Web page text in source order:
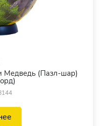
Медведь (Пазл-шар)